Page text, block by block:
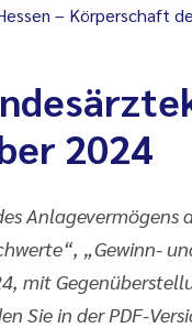
– Körperschaft
2024
Anlagevermögens
„Gewinn-
mit
Sie in der PDF-